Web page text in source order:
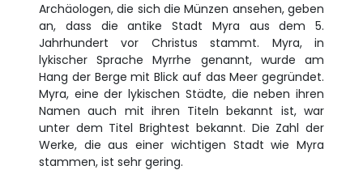
Archäologen, die sich die Münzen ansehen, geben
an, dass die antike Stadt Myra aus dem 5.
Jahrhundert vor Christus stammt. Myra, in
lykischer Sprache Myrrhe genannt, wurde am
Hang der Berge mit Blick auf das Meer gegründet.
Myra, eine der lykischen Städte, die neben ihren
Namen auch mit ihren Titeln bekannt ist, war
unter dem Titel Brightest bekannt. Die Zahl der
Werke, die aus einer wichtigen Stadt wie Myra
stammen, ist sehr gering.